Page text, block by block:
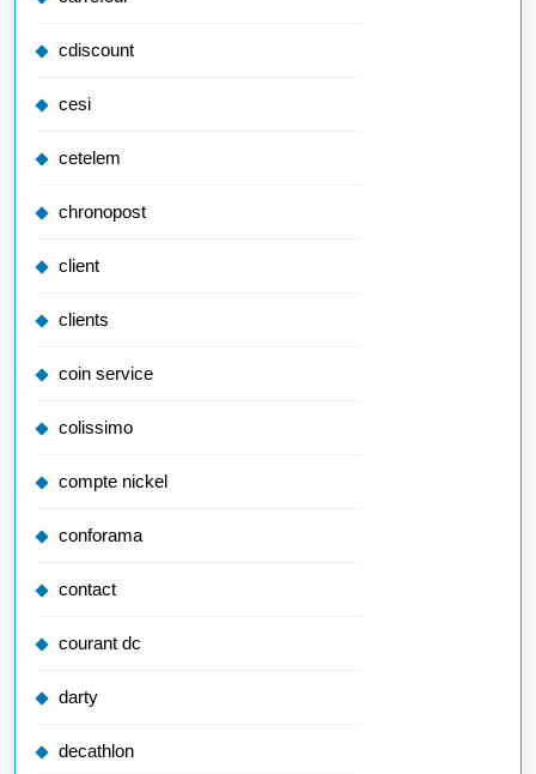
cdiscount
cesi
cetelem
chronopost
client
clients
coin service
colissimo
compte nickel
conforama
contact
courant dc
darty
decathlon